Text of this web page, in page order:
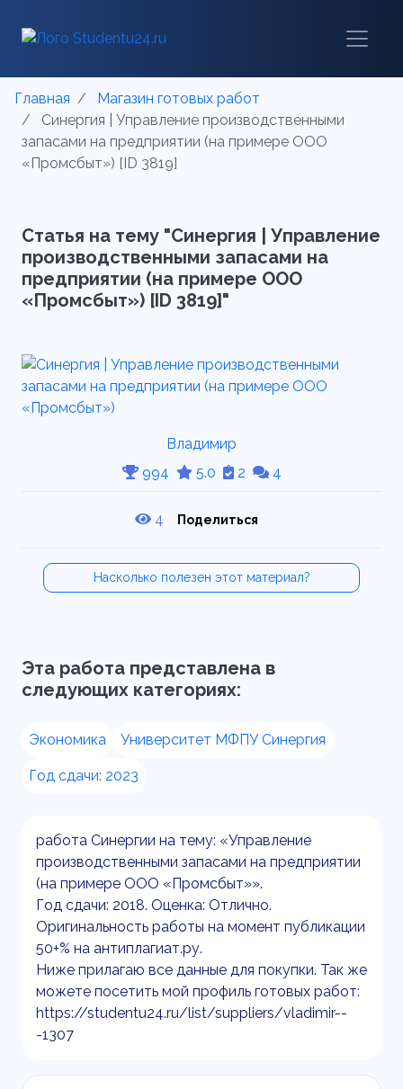
Главная
Магазин готовых работ
Синергия | Управление производственными
запасами на предприятии (на примере ООО
«Промсбыт») [ID 3819]
Статья на тему "Синергия | Управление
производственными запасами на
предприятии (на примере ООО
«Промсбыт») [ID 3819]"
Владимир
994
5.0 2 4
4 Поделиться
Насколько полезен этот материал?
Эта работа представлена в
следующих категориях:
Экономика Университет МФПУ Синергия
Год сдачи: 2023
работа Синергии на тему: «Управление
производственными запасами на предприятии
(на примере ООО «Промсбыт»».
Год сдачи: 2018. Оценка: Отлично.
Оригинальность работы на момент публикации
50+% на антиплагиат.ру.
Ниже прилагаю все данные для покупки. Так же
можете посетить мой профиль готовых работ:
https://studentu24.ru/list/suppliers/vladimir--
-1307